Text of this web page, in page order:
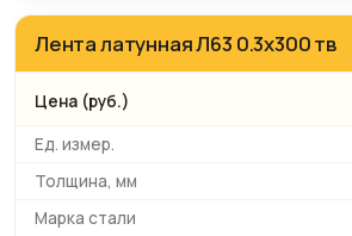
Лента латунная Л63 0.3х300 тв